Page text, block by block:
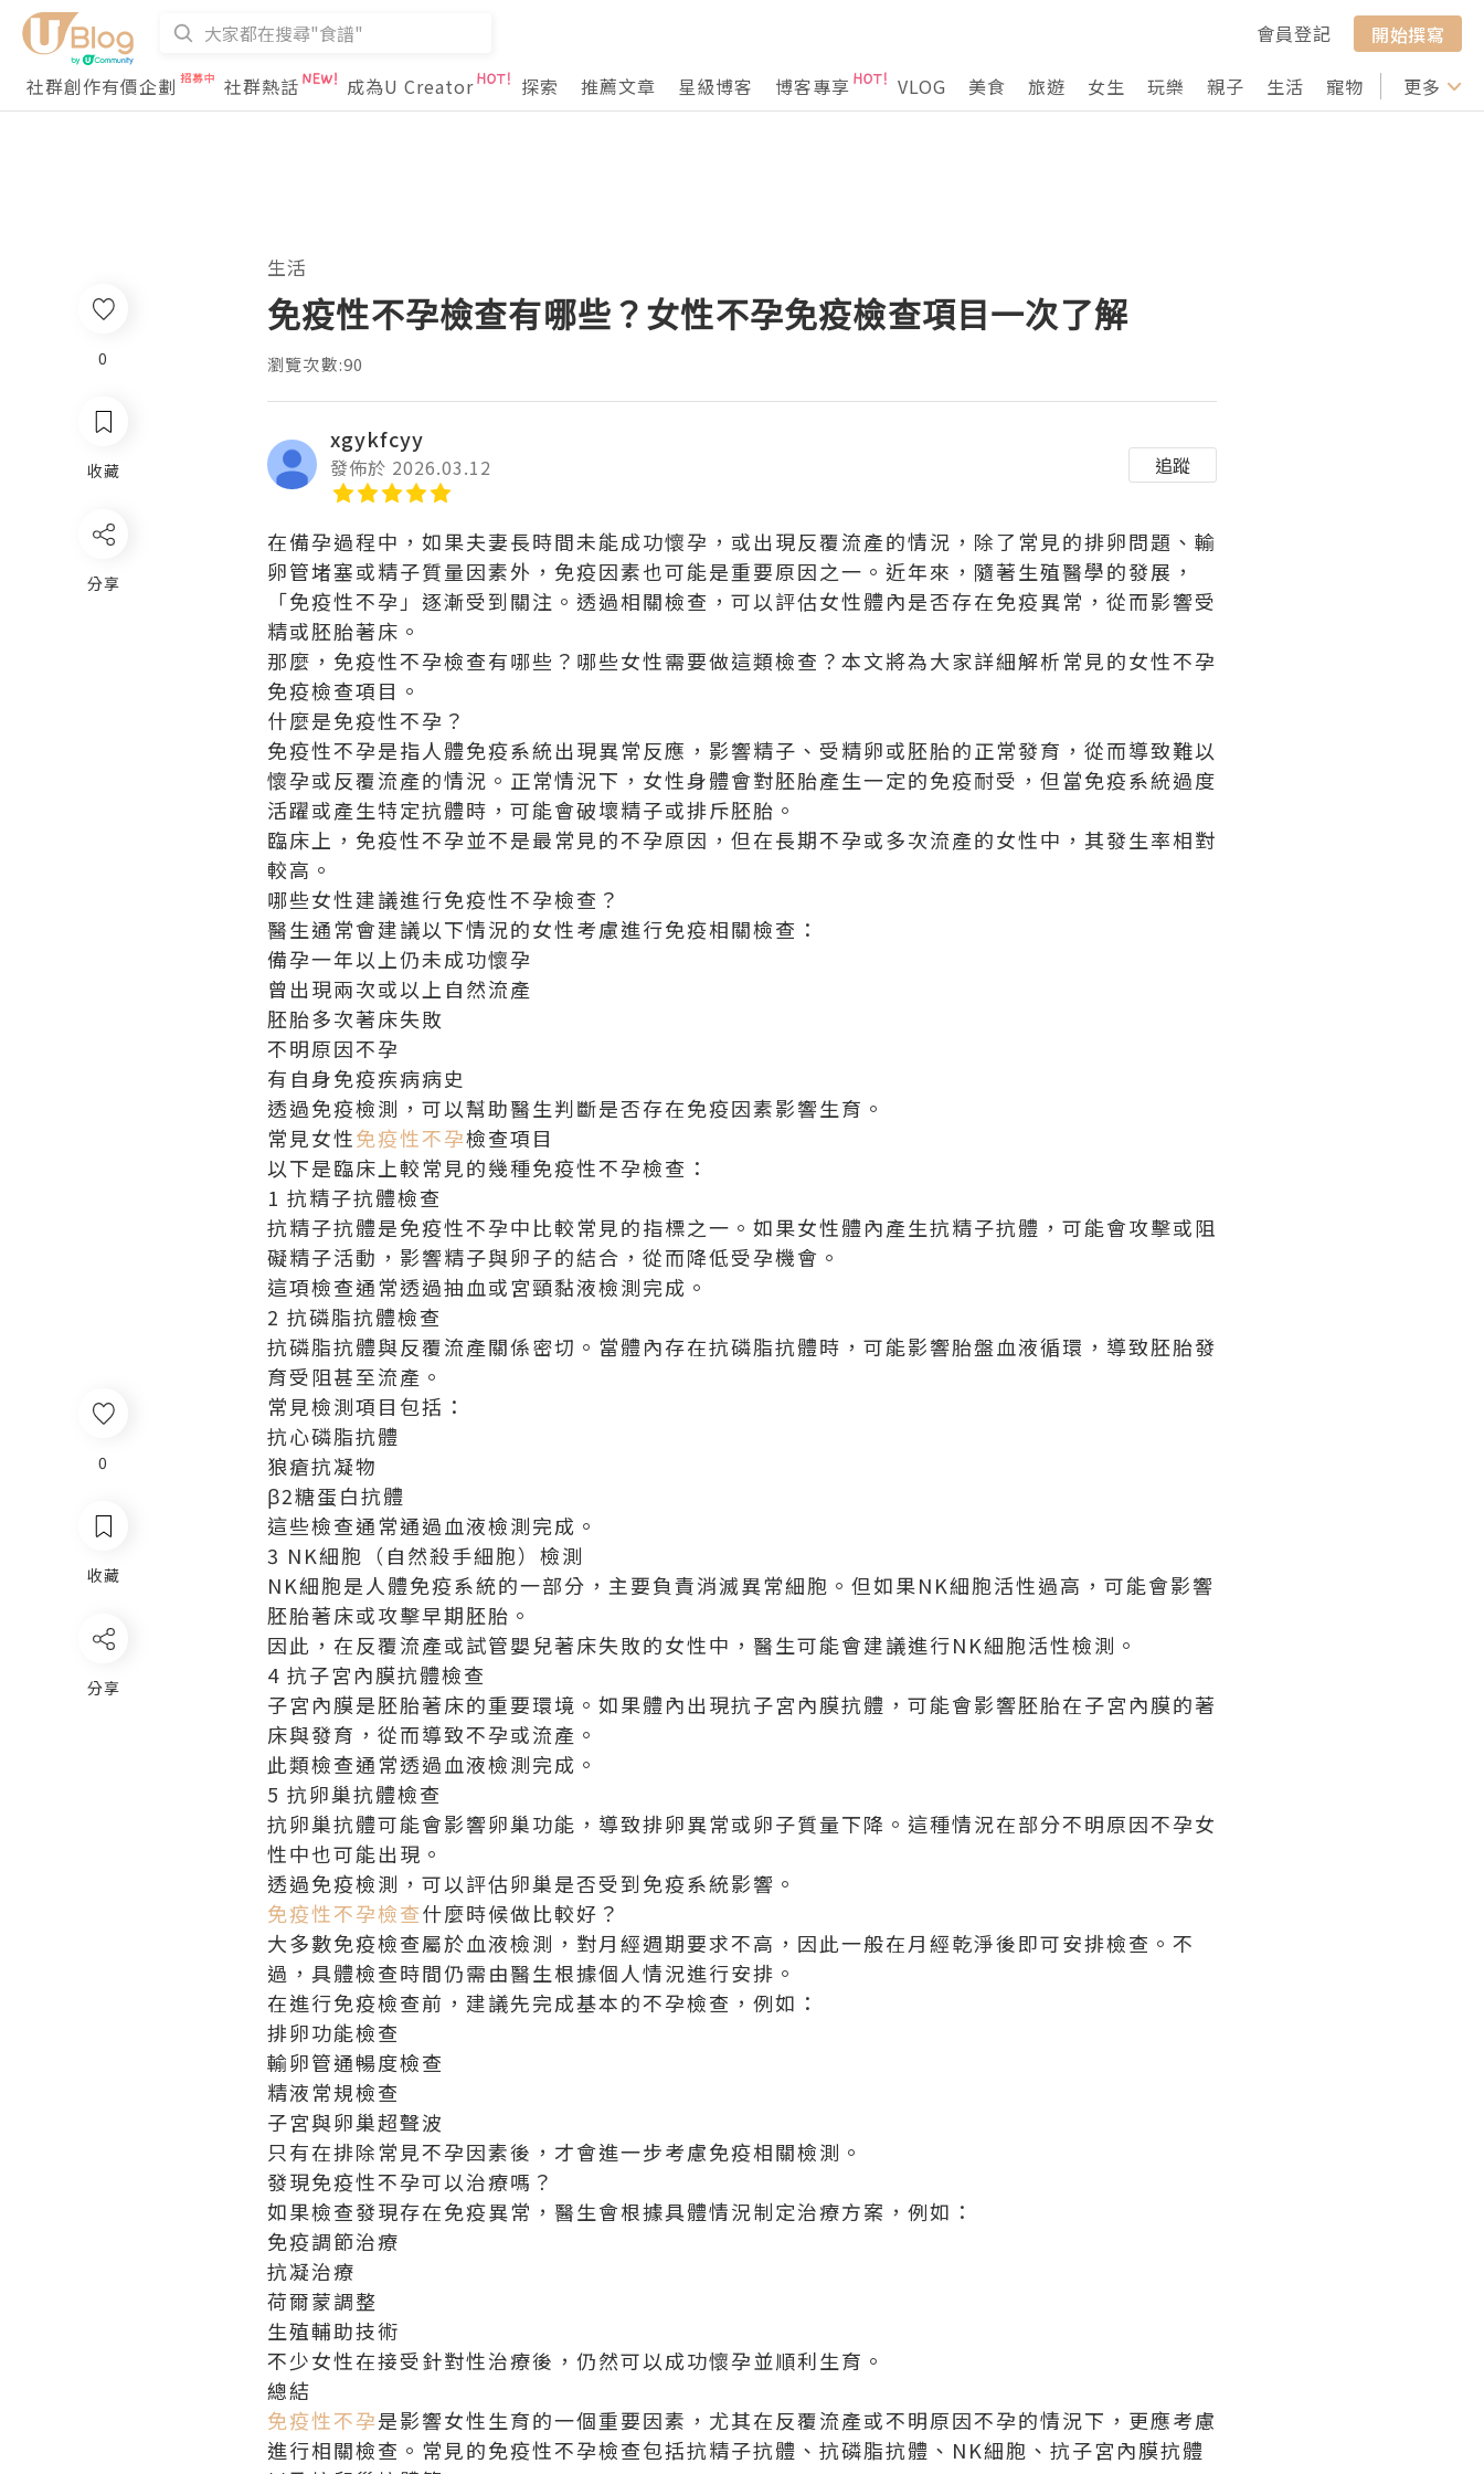
會員登記
開始撰寫
社群創作有價企劃
社群熱話 成為U Creator 探索 推薦文章 星級博客 博客專享 VLOG 美食 旅遊 女生 玩樂 親子 生活 寵物 行山 打卡
更多
0
收藏
分享
生活
免疫性不孕檢查有哪些？女性不孕免疫檢查項目一次了解
瀏覽次數:90
xgykfcyy
發佈於 2026.03.12 追蹤
在備孕過程中，如果夫妻長時間未能成功懷孕，或出現反覆流產的情況，除了常見的排卵問題、輸
卵管堵塞或精子質量因素外，免疫因素也可能是重要原因之一。近年來，隨著生殖醫學的發展，
「免疫性不孕」逐漸受到關注。透過相關檢查，可以評估女性體內是否存在免疫異常，從而影響受
精或胚胎著床。
那麼，免疫性不孕檢查有哪些？哪些女性需要做這類檢查？本文將為大家詳細解析常見的女性不孕
免疫檢查項目。
什麼是免疫性不孕？
免疫性不孕是指人體免疫系統出現異常反應，影響精子、受精卵或胚胎的正常發育，從而導致難以
懷孕或反覆流產的情況。正常情況下，女性身體會對胚胎產生一定的免疫耐受，但當免疫系統過度
活躍或產生特定抗體時，可能會破壞精子或排斥胚胎。
臨床上，免疫性不孕並不是最常見的不孕原因，但在長期不孕或多次流產的女性中，其發生率相對
較高。
哪些女性建議進行免疫性不孕檢查？
醫生通常會建議以下情況的女性考慮進行免疫相關檢查：
備孕一年以上仍未成功懷孕
曾出現兩次或以上自然流產
胚胎多次著床失敗
不明原因不孕
有自身免疫疾病病史
透過免疫檢測，可以幫助醫生判斷是否存在免疫因素影響生育。
常見女性免疫性不孕檢查項目
以下是臨床上較常見的幾種免疫性不孕檢查：
1 抗精子抗體檢查
抗精子抗體是免疫性不孕中比較常見的指標之一。如果女性體內產生抗精子抗體，可能會攻擊或阻
礙精子活動，影響精子與卵子的結合，從而降低受孕機會。
這項檢查通常透過抽血或宮頸黏液檢測完成。
2 抗磷脂抗體檢查
抗磷脂抗體與反覆流產關係密切。當體內存在抗磷脂抗體時，可能影響胎盤血液循環，導致胚胎發
育受阻甚至流產。
常見檢測項目包括：
抗心磷脂抗體
狼瘡抗凝物
β2糖蛋白抗體
這些檢查通常通過血液檢測完成。
3 NK細胞（自然殺手細胞）檢測
NK細胞是人體免疫系統的一部分，主要負責消滅異常細胞。但如果NK細胞活性過高，可能會影響
胚胎著床或攻擊早期胚胎。
因此，在反覆流產或試管嬰兒著床失敗的女性中，醫生可能會建議進行NK細胞活性檢測。
4 抗子宮內膜抗體檢查
子宮內膜是胚胎著床的重要環境。如果體內出現抗子宮內膜抗體，可能會影響胚胎在子宮內膜的著
床與發育，從而導致不孕或流產。
此類檢查通常透過血液檢測完成。
5 抗卵巢抗體檢查
抗卵巢抗體可能會影響卵巢功能，導致排卵異常或卵子質量下降。這種情況在部分不明原因不孕女
性中也可能出現。
透過免疫檢測，可以評估卵巢是否受到免疫系統影響。
免疫性不孕檢查什麼時候做比較好？
大多數免疫檢查屬於血液檢測，對月經週期要求不高，因此一般在月經乾淨後即可安排檢查。不
過，具體檢查時間仍需由醫生根據個人情況進行安排。
在進行免疫檢查前，建議先完成基本的不孕檢查，例如：
排卵功能檢查
輸卵管通暢度檢查
精液常規檢查
子宮與卵巢超聲波
只有在排除常見不孕因素後，才會進一步考慮免疫相關檢測。
發現免疫性不孕可以治療嗎？
如果檢查發現存在免疫異常，醫生會根據具體情況制定治療方案，例如：
免疫調節治療
抗凝治療
荷爾蒙調整
生殖輔助技術
不少女性在接受針對性治療後，仍然可以成功懷孕並順利生育。
總結
免疫性不孕是影響女性生育的一個重要因素，尤其在反覆流產或不明原因不孕的情況下，更應考慮
進行相關檢查。常見的免疫性不孕檢查包括抗精子抗體、抗磷脂抗體、NK細胞、抗子宮內膜抗體
0
收藏
分享